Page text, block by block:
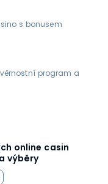
s bonusem
program a
online casin
výběry